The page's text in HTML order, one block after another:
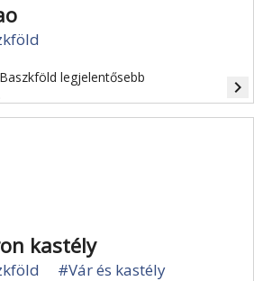
legjelentősebb
navigate_next
kastély
#Vár és kastély